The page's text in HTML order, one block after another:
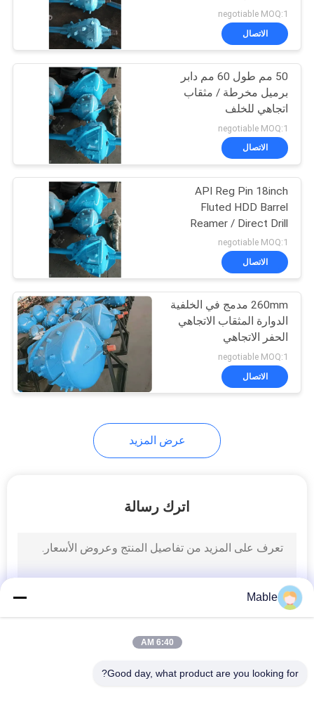
negotiable MOQ:1
الاتصال
50 مم طول 60 مم دابر
برميل مخرطة / مثقاب
اتجاهي للخلف
negotiable MOQ:1
الاتصال
API Reg Pin 18inch
Fluted HDD Barrel
Reamer / Direct Drill
Back Reamers
negotiable MOQ:1
الاتصال
260mm مدمج في الخلفية
الدوارة المثقاب الاتجاهي
الحفر الاتجاهي
negotiable MOQ:1
الاتصال
عرض المزيد
اترك رسالة
Mable
6:40 AM
Good day, what product are you looking for?